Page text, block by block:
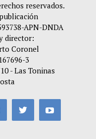
reservados.
APN-DNDA
director:
Coronel
3
- Las Toninas